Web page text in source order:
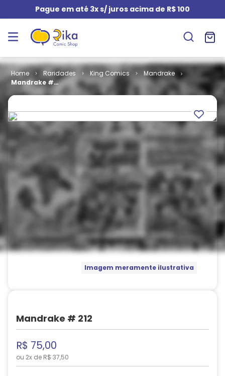
Pague em até 3x s/ juros acima de R$ 100
Raridades King Comics
Mandrake
Mandrake #
212
Imagem meramente ilustrativa
Mandrake # 212
R$ 75,00
ou 2x de R$ 37,50